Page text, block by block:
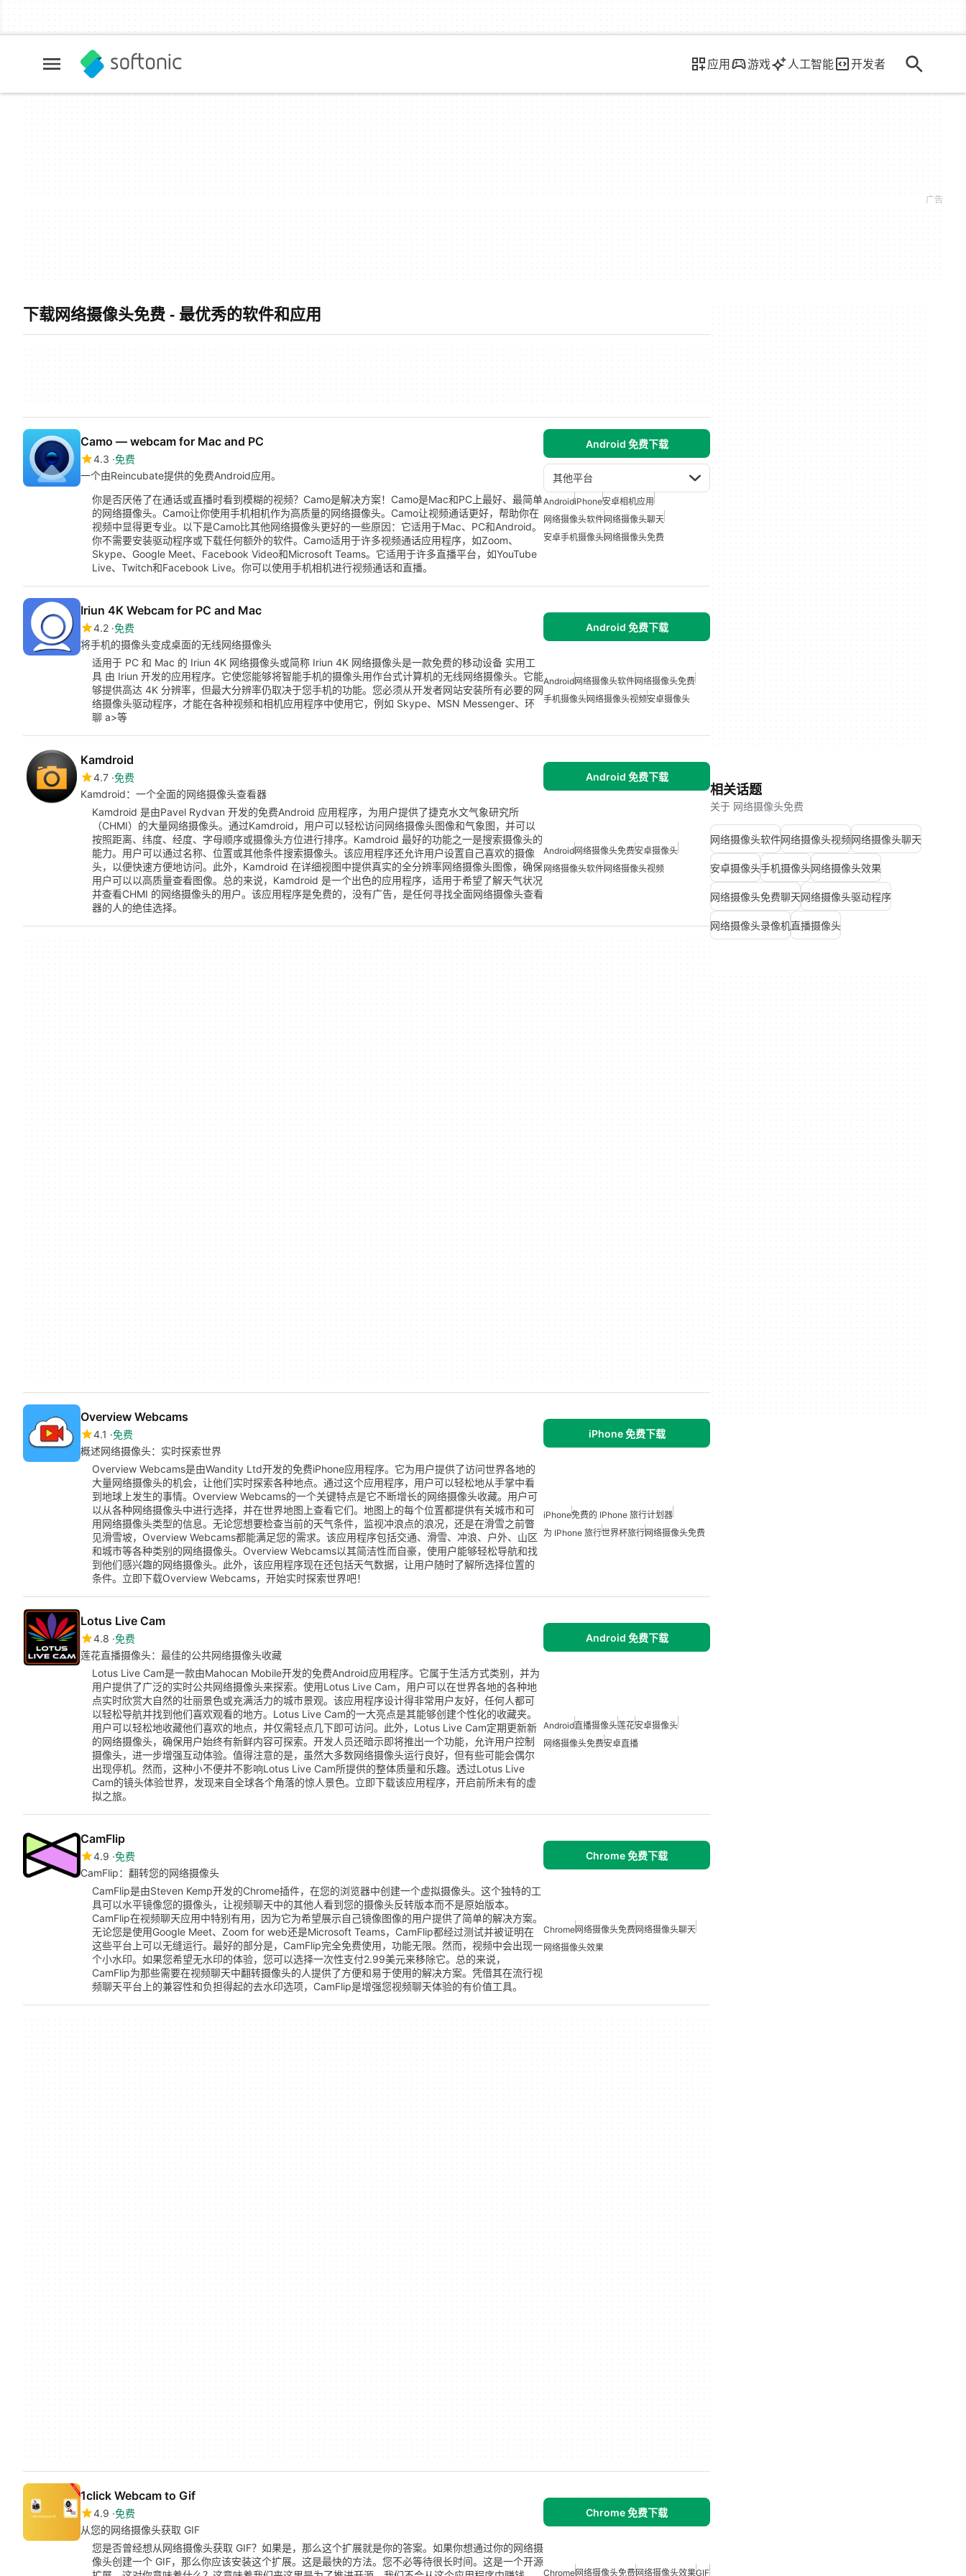
应用 游戏 人工智能 开发者
下载网络摄像头免费 - 最优秀的软件和应用
Camo — webcam for Mac and PC
4.3 免费
一个由Reincubate提供的免费Android应用。
Android 免费下载
其他平台
你是否厌倦了在通话或直播时看到模糊的视频？Camo是解决方案！Camo是Mac和PC上最好、最简单
的网络摄像头。Camo让你使用手机相机作为高质量的网络摄像头。Camo让视频通话更好，帮助你在
视频中显得更专业。以下是Camo比其他网络摄像头更好的一些原因：它适用于Mac、PC和Android。
你不需要安装驱动程序或下载任何额外的软件。Camo适用于许多视频通话应用程序，如Zoom、
Skype、Google Meet、Facebook Video和Microsoft Teams。它适用于许多直播平台，如YouTube
Live、Twitch和Facebook Live。你可以使用手机相机进行视频通话和直播。
AndroidiPhone安卓相机应用
网络摄像头软件网络摄像头聊天
安卓手机摄像头网络摄像头免费
Iriun 4K Webcam for PC and Mac
4.2 免费
将手机的摄像头变成桌面的无线网络摄像头
Android 免费下载
适用于 PC 和 Mac 的 Iriun 4K 网络摄像头或简称 Iriun 4K 网络摄像头是一款免费的移动设备 实用工
具 由 Iriun 开发的应用程序。它使您能够将智能手机的摄像头用作台式计算机的无线网络摄像头。它能
够提供高达 4K 分辨率，但最大分辨率仍取决于您手机的功能。您必须从开发者网站安装所有必要的网
络摄像头驱动程序，才能在各种视频和相机应用程序中使用它，例如 Skype、MSN Messenger、环
聊 a>等
Android网络摄像头软件网络摄像头免费
手机摄像头网络摄像头视频安卓摄像头
Kamdroid
4.7 免费
Kamdroid：一个全面的网络摄像头查看器
Android 免费下载
Kamdroid 是由Pavel Rydvan 开发的免费Android 应用程序，为用户提供了捷克水文气象研究所
（CHMI）的大量网络摄像头。通过Kamdroid，用户可以轻松访问网络摄像头图像和气象图，并可以
按照距离、纬度、经度、字母顺序或摄像头方位进行排序。Kamdroid 最好的功能之一是搜索摄像头的
能力。用户可以通过名称、位置或其他条件搜索摄像头。该应用程序还允许用户设置自己喜欢的摄像
头，以便快速方便地访问。此外，Kamdroid 在详细视图中提供真实的全分辨率网络摄像头图像，确保
用户可以以高质量查看图像。总的来说，Kamdroid 是一个出色的应用程序，适用于希望了解天气状况
并查看CHMI 的网络摄像头的用户。该应用程序是免费的，没有广告，是任何寻找全面网络摄像头查看
器的人的绝佳选择。
Android网络摄像头免费安卓摄像头
网络摄像头软件网络摄像头视频
Overview Webcams
4.1 免费
概述网络摄像头：实时探索世界
iPhone 免费下载
Overview Webcams是由Wandity Ltd开发的免费iPhone应用程序。它为用户提供了访问世界各地的
大量网络摄像头的机会，让他们实时探索各种地点。通过这个应用程序，用户可以轻松地从手掌中看
到地球上发生的事情。Overview Webcams的一个关键特点是它不断增长的网络摄像头收藏。用户可
以从各种网络摄像头中进行选择，并在世界地图上查看它们。地图上的每个位置都提供有关城市和可
用网络摄像头类型的信息。无论您想要检查当前的天气条件，监视冲浪点的浪况，还是在滑雪之前瞥
见滑雪坡，Overview Webcams都能满足您的需求。该应用程序包括交通、滑雪、冲浪、户外、山区
和城市等各种类别的网络摄像头。Overview Webcams以其简洁性而自豪，使用户能够轻松导航和找
到他们感兴趣的网络摄像头。此外，该应用程序现在还包括天气数据，让用户随时了解所选择位置的
条件。立即下载Overview Webcams，开始实时探索世界吧！
iPhone免费的 IPhone 旅行计划器
为 IPhone 旅行世界杯旅行网络摄像头免费
Lotus Live Cam
4.8 免费
莲花直播摄像头：最佳的公共网络摄像头收藏
Android 免费下载
Lotus Live Cam是一款由Mahocan Mobile开发的免费Android应用程序。它属于生活方式类别，并为
用户提供了广泛的实时公共网络摄像头来探索。使用Lotus Live Cam，用户可以在世界各地的各种地
点实时欣赏大自然的壮丽景色或充满活力的城市景观。该应用程序设计得非常用户友好，任何人都可
以轻松导航并找到他们喜欢观看的地方。Lotus Live Cam的一大亮点是其能够创建个性化的收藏夹。
用户可以轻松地收藏他们喜欢的地点，并仅需轻点几下即可访问。此外，Lotus Live Cam定期更新新
的网络摄像头，确保用户始终有新鲜内容可探索。开发人员还暗示即将推出一个功能，允许用户控制
摄像头，进一步增强互动体验。值得注意的是，虽然大多数网络摄像头运行良好，但有些可能会偶尔
出现停机。然而，这种小不便并不影响Lotus Live Cam所提供的整体质量和乐趣。透过Lotus Live
Cam的镜头体验世界，发现来自全球各个角落的惊人景色。立即下载该应用程序，开启前所未有的虚
拟之旅。
Android直播摄像头莲花安卓摄像头
网络摄像头免费安卓直播
CamFlip
4.9 免费
CamFlip：翻转您的网络摄像头
Chrome 免费下载
CamFlip是由Steven Kemp开发的Chrome插件，在您的浏览器中创建一个虚拟摄像头。这个独特的工
具可以水平镜像您的摄像头，让视频聊天中的其他人看到您的摄像头反转版本而不是原始版本。
CamFlip在视频聊天应用中特别有用，因为它为希望展示自己镜像图像的用户提供了简单的解决方案。
无论您是使用Google Meet、Zoom for web还是Microsoft Teams，CamFlip都经过测试并被证明在
这些平台上可以无缝运行。最好的部分是，CamFlip完全免费使用，功能无限。然而，视频中会出现一
个小水印。如果您希望无水印的体验，您可以选择一次性支付2.99美元来移除它。总的来说，
CamFlip为那些需要在视频聊天中翻转摄像头的人提供了方便和易于使用的解决方案。凭借其在流行视
频聊天平台上的兼容性和负担得起的去水印选项，CamFlip是增强您视频聊天体验的有价值工具。
Chrome网络摄像头免费网络摄像头聊天
网络摄像头效果
1click Webcam to Gif
4.9 免费
从您的网络摄像头获取 GIF
Chrome 免费下载
您是否曾经想从网络摄像头获取 GIF？如果是，那么这个扩展就是你的答案。如果你想通过你的网络摄
像头创建一个 GIF，那么你应该安装这个扩展。这是最快的方法。您不必等待很长时间。这是一个开源
Chrome网络摄像头免费网络摄像头效果GIF
相关话题
关于 网络摄像头免费
网络摄像头软件网络摄像头视频网络摄像头聊天
安卓摄像头手机摄像头网络摄像头效果
网络摄像头免费聊天网络摄像头驱动程序
网络摄像头录像机直播摄像头